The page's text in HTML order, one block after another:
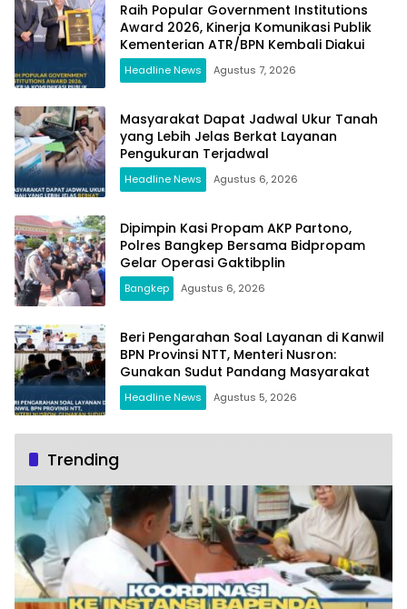
Raih Popular Government Institutions
Award 2026, Kinerja Komunikasi Publik
Kementerian ATR/BPN Kembali Diakui
Headline News Agustus 7, 2026
Masyarakat Dapat Jadwal Ukur Tanah
yang Lebih Jelas Berkat Layanan
Pengukuran Terjadwal
Headline News Agustus 6, 2026
Dipimpin Kasi Propam AKP Partono,
Polres Bangkep Bersama Bidpropam
Gelar Operasi Gaktibplin
Bangkep Agustus 6, 2026
Beri Pengarahan Soal Layanan di Kanwil
BPN Provinsi NTT, Menteri Nusron:
Gunakan Sudut Pandang Masyarakat
Headline News Agustus 5, 2026
Trending